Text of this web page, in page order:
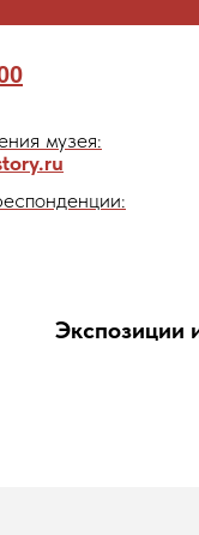
музея:
Экспозиции